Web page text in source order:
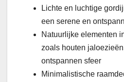
Lichte en luchtige
een serene en
Natuurlijke elementen
zoals houten
ontspannen sfeer
Minimalistische